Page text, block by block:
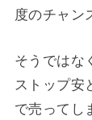
度のチャン
そうではな
ストップ安
で売ってし